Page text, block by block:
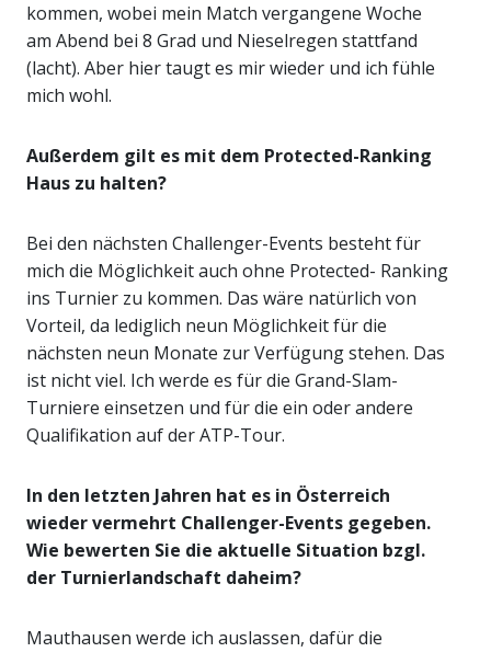
kommen, wobei mein Match vergangene Woche
am Abend bei 8 Grad und Nieselregen stattfand
(lacht). Aber hier taugt es mir wieder und ich fühle
mich wohl.
Außerdem gilt es mit dem Protected-Ranking
Haus zu halten?
Bei den nächsten Challenger-Events besteht für
mich die Möglichkeit auch ohne Protected- Ranking
ins Turnier zu kommen. Das wäre natürlich von
Vorteil, da lediglich neun Möglichkeit für die
nächsten neun Monate zur Verfügung stehen. Das
ist nicht viel. Ich werde es für die Grand-Slam-
Turniere einsetzen und für die ein oder andere
Qualifikation auf der ATP-Tour.
In den letzten Jahren hat es in Österreich
wieder vermehrt Challenger-Events gegeben.
Wie bewerten Sie die aktuelle Situation bzgl.
der Turnierlandschaft daheim?
Mauthausen werde ich auslassen, dafür die